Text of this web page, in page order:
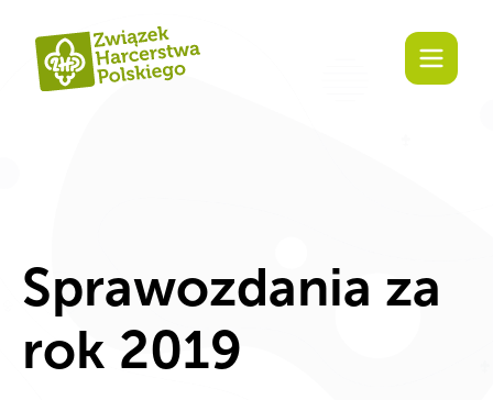
Sprawozdania za
rok 2019